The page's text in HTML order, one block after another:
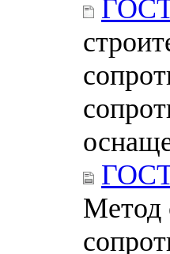
ГОСТ
Метод